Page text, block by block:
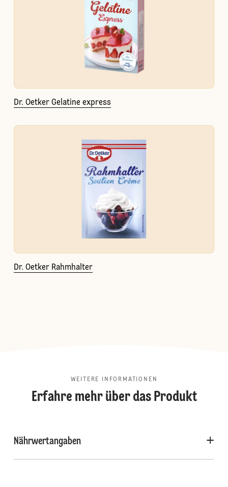
Dr. Oetker Gelatine express
Dr. Oetker Rahmhalter
WEITERE INFORMATIONEN
Erfahre mehr über das Produkt
Nährwertangaben